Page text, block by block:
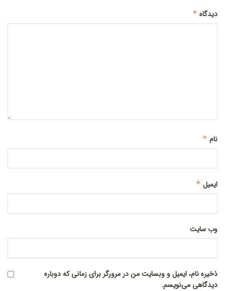
دیدگاه *
نام *
ایمیل *
وب‌ سایت
ذخیره نام، ایمیل و وبسایت من در مرورگر برای زمانی که دوباره
دیدگاهی می‌نویسم.